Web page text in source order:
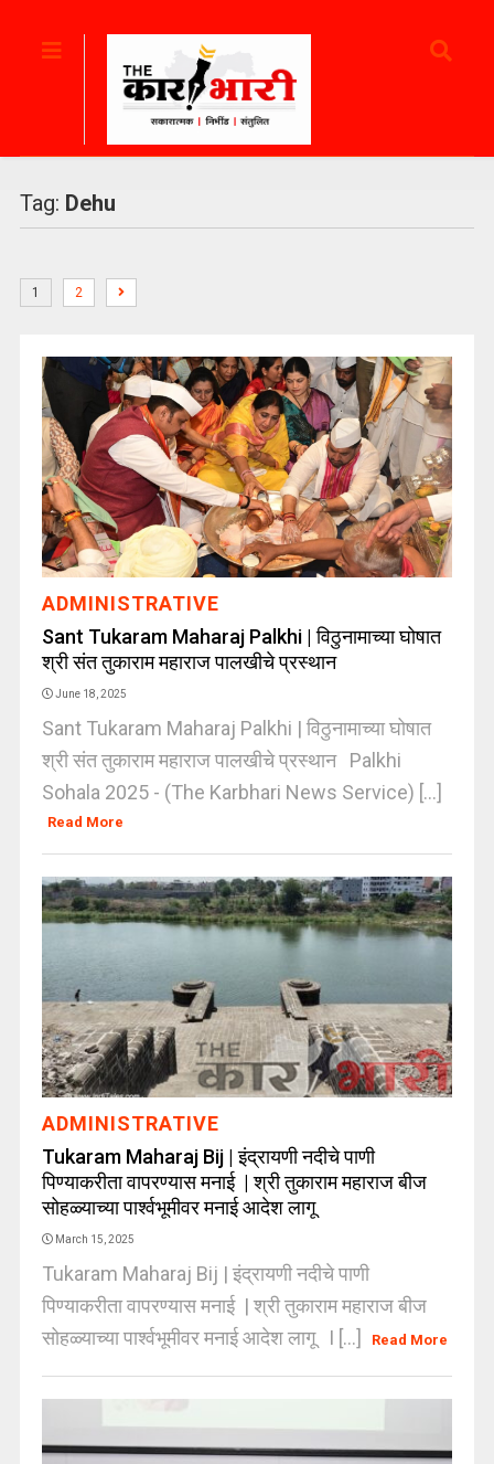
Tag: Dehu
1 2
ADMINISTRATIVE
Sant Tukaram Maharaj Palkhi | विठुनामाच्या घोषात
श्री संत तुकाराम महाराज पालखीचे प्रस्थान
June 18, 2025
Sant Tukaram Maharaj Palkhi | विठुनामाच्या घोषात
श्री संत तुकाराम महाराज पालखीचे प्रस्थान Palkhi
Sohala 2025 - (The Karbhari News Service) [...]
Read More
ADMINISTRATIVE
Tukaram Maharaj Bij | इंद्रायणी नदीचे पाणी
पिण्याकरीता वापरण्यास मनाई | श्री तुकाराम महाराज बीज
सोहळ्याच्या पार्श्वभूमीवर मनाई आदेश लागू
March 15, 2025
Tukaram Maharaj Bij | इंद्रायणी नदीचे पाणी
पिण्याकरीता वापरण्यास मनाई | श्री तुकाराम महाराज बीज
सोहळ्याच्या पार्श्वभूमीवर मनाई आदेश लागू I [...]
Read More